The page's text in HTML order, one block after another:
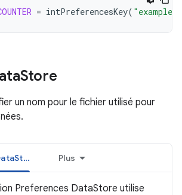
= intPreferencesKey(
Store
un nom pour le fichier utilisé pour
Preferences DataStore Plus
Preferences DataStore utilise